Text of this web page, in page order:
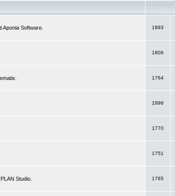
Software.
1893
1806
1764
1898
1770
1751
Studio.
1765